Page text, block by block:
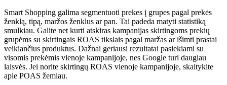
Smart Shopping galima segmentuoti prekes į grupes pagal prekės
ženklą, tipą, maržos ženklus ar pan. Tai padeda matyti statistiką
smulkiau. Galite net kurti atskiras kampanijas skirtingoms prekių
grupėms su skirtingais ROAS tikslais pagal maržas ar išimti prastai
veikiančius produktus. Dažnai geriausi rezultatai pasiekiami su
visomis prekėmis vienoje kampanijoje, nes Google turi daugiau
laisvės. Jei norite skirtingų ROAS vienoje kampanijoje, skaitykite
apie POAS žemiau.